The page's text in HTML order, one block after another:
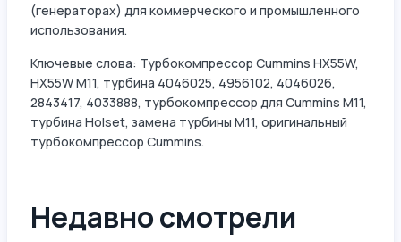
(генераторах) для коммерческого и промышленного
использования.
Ключевые слова: Турбокомпрессор Cummins HX55W,
HX55W M11, турбина 4046025, 4956102, 4046026,
2843417, 4033888, турбокомпрессор для Cummins M11,
турбина Holset, замена турбины M11, оригинальный
турбокомпрессор Cummins.
Недавно смотрели